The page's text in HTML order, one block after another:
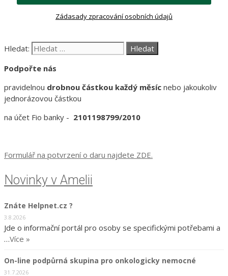
Zádasady zpracování osobních údajů
Hledat:
Podpořte nás
pravidelnou drobnou částkou každý měsíc nebo jakoukoliv
jednorázovou částkou
na účet Fio banky - 2101198799/2010
Formulář na potvrzení o daru najdete ZDE.
Novinky v Amelii
Znáte Helpnet.cz ?
3.8.2026
Jde o informační portál pro osoby se specifickými potřebami a
…Více »
On-line podpůrná skupina pro onkologicky nemocné
31.7.2026